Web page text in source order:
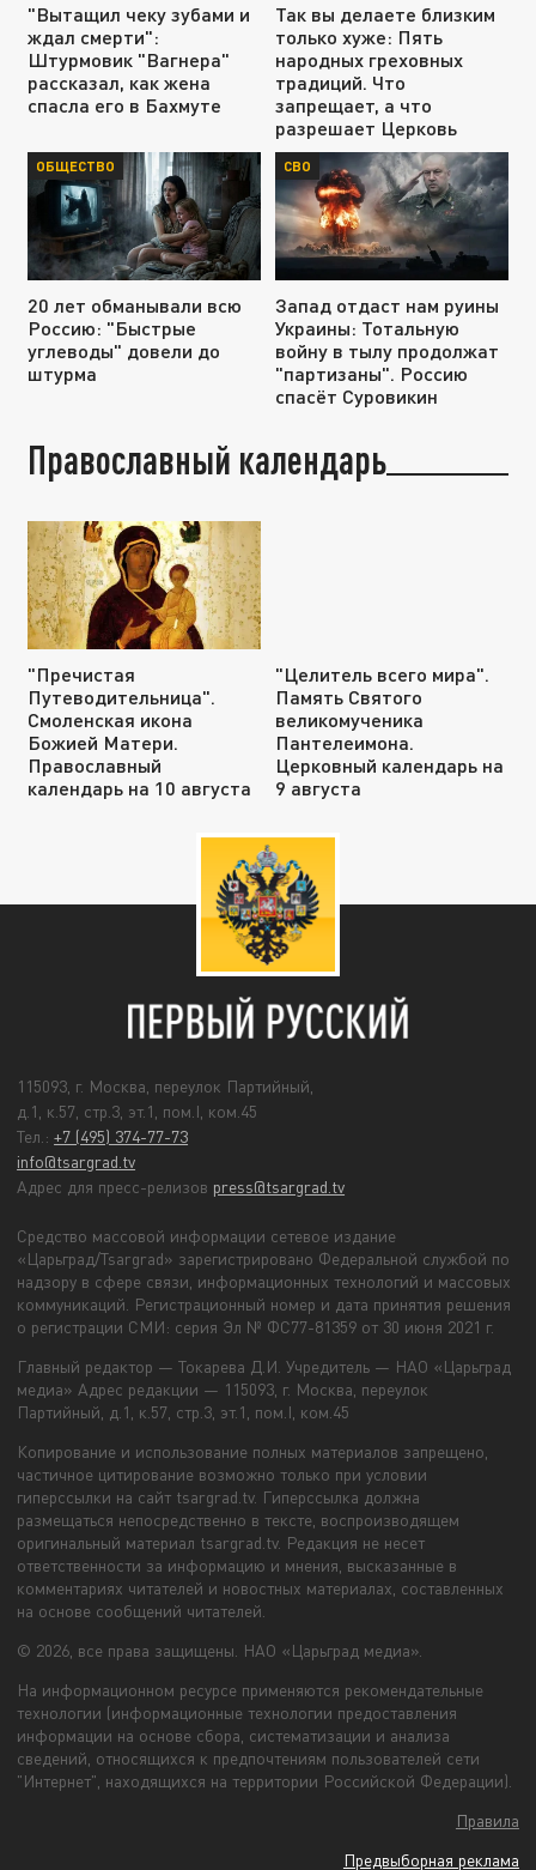
"Вытащил чеку зубами и
ждал смерти":
Штурмовик "Вагнера"
рассказал, как жена
спасла его в Бахмуте
Так вы делаете близким
только хуже: Пять
народных греховных
традиций. Что
запрещает, а что
разрешает Церковь
ОБЩЕСТВО
20 лет обманывали всю
Россию: "Быстрые
углеводы" довели до
штурма
СВО
Запад отдаст нам руины
Украины: Тотальную
войну в тылу продолжат
"партизаны". Россию
спасёт Суровикин
Православный календарь
"Пречистая
Путеводительница".
Смоленская икона
Божией Матери.
Православный
календарь на 10 августа
"Целитель всего мира".
Память Святого
великомученика
Пантелеимона.
Церковный календарь на
9 августа
115093, г. Москва, переулок Партийный,
д.1, к.57, стр.3, эт.1, пом.I, ком.45
Тел.:+7 (495) 374-77-73
info@tsargrad.tv
Адрес для пресс-релизов press@tsargrad.tv
Средство массовой информации сетевое издание
«Царьград/Tsargrad» зарегистрировано Федеральной службой по
надзору в сфере связи, информационных технологий и массовых
коммуникаций. Регистрационный номер и дата принятия решения
о регистрации СМИ: серия Эл № ФС77-81359 от 30 июня 2021 г.
Главный редактор — Токарева Д.И. Учредитель — НАО «Царьград
медиа» Адрес редакции — 115093, г. Москва, переулок
Партийный, д.1, к.57, стр.3, эт.1, пом.I, ком.45
Копирование и использование полных материалов запрещено,
частичное цитирование возможно только при условии
гиперссылки на сайт tsargrad.tv. Гиперссылка должна
размещаться непосредственно в тексте, воспроизводящем
оригинальный материал tsargrad.tv. Редакция не несет
ответственности за информацию и мнения, высказанные в
комментариях читателей и новостных материалах, составленных
на основе сообщений читателей.
© 2026, все права защищены. НАО «Царьград медиа».
На информационном ресурсе применяются рекомендательные
технологии (информационные технологии предоставления
информации на основе сбора, систематизации и анализа
сведений, относящихся к предпочтениям пользователей сети
"Интернет", находящихся на территории Российской Федерации).
Правила
Предвыборная реклама